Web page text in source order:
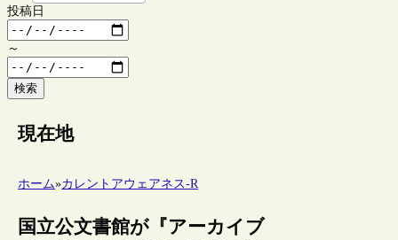
投稿日
～
検索
現在地
ホーム»カレントアウェアネス-R
国立公文書館が『アーカイブ